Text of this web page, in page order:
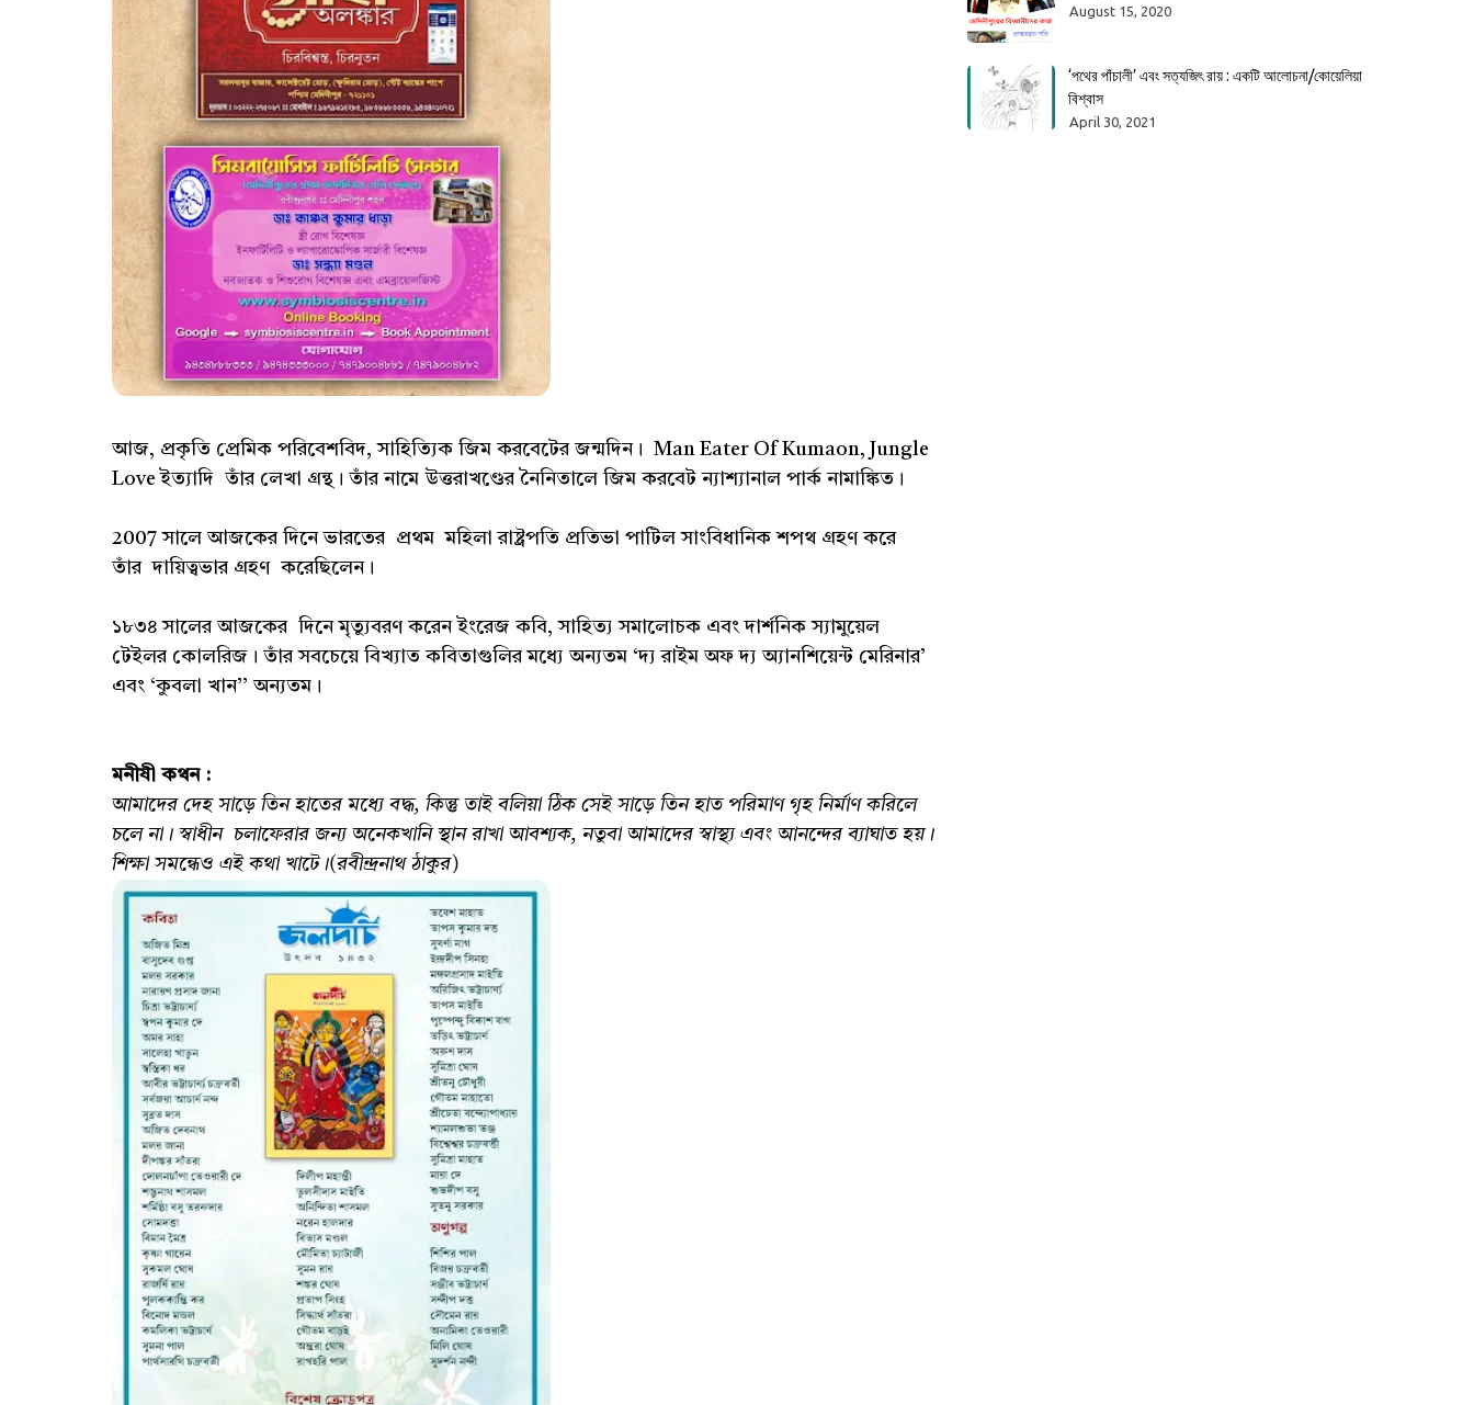
আজ, প্রকৃতি প্রেমিক পরিবেশবিদ, সাহিত্যিক জিম করবেটের জন্মদিন। Man Eater Of Kumaon, Jungle
Love ইত্যাদি তাঁর লেখা গ্রন্থ। তাঁর নামে উত্তরাখণ্ডের নৈনিতালে জিম করবেট ন্যাশ্যানাল পার্ক নামাঙ্কিত।
2007 সালে আজকের দিনে ভারতের প্রথম মহিলা রাষ্ট্রপতি প্রতিভা পাটিল সাংবিধানিক শপথ গ্রহণ করে
তাঁর দায়িত্বভার গ্রহণ করেছিলেন।
১৮৩৪ সালের আজকের দিনে মৃত্যুবরণ করেন ইংরেজ কবি, সাহিত্য সমালোচক এবং দার্শনিক স্যামুয়েল
টেইলর কোলরিজ। তাঁর সবচেয়ে বিখ্যাত কবিতাগুলির মধ্যে অন্যতম ‘দ্য রাইম অফ দ্য অ্যানশিয়েন্ট মেরিনার’
এবং ‘কুবলা খান’’ অন্যতম।
মনীষী কথন :
আমাদের দেহ সাড়ে তিন হাতের মধ্যে বদ্ধ, কিন্তু তাই বলিয়া ঠিক সেই সাড়ে তিন হাত পরিমাণ গৃহ নির্মাণ করিলে
চলে না। স্বাধীন চলাফেরার জন্য অনেকখানি স্থান রাখা আবশ্যক, নতুবা আমাদের স্বাস্থ্য এবং আনন্দের ব্যাঘাত হয়।
শিক্ষা সমন্ধেও এই কথা খাটে।(রবীন্দ্রনাথ ঠাকুর)
August 15, 2020
‘পথের পাঁচালী’ এবং সত্যজিৎ রায় : একটি আলোচনা/কোয়েলিয়া
বিশ্বাস
April 30, 2021